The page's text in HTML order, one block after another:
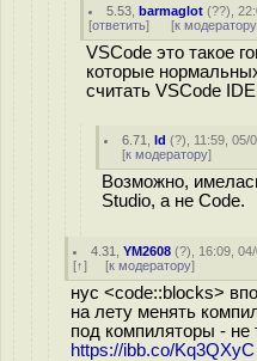
5.53 ,barmaglot (??),
[ответить] [к модератору
VSCode это такое
которые
считать VSCode
6.71 ,ld (?), 11:59, 05/
[к модератору]
Возможно,
Studio, а не Code.
4.31 ,YM2608 (?), 16:09,
[↑] [к модератору]
нус <code::blocks>
на лету менять
под компиляторы - не
https://ibb.co/Kq3QXyC